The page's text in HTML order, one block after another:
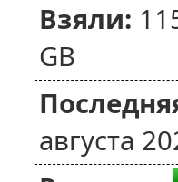
Взяли:
GB
августа